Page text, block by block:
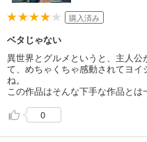
購入済み
ベタじゃない
異世界とグルメというと、主人
て、めちゃくちゃ感動されてヨ
ね。
この作品はそんな下手な作品とは
0